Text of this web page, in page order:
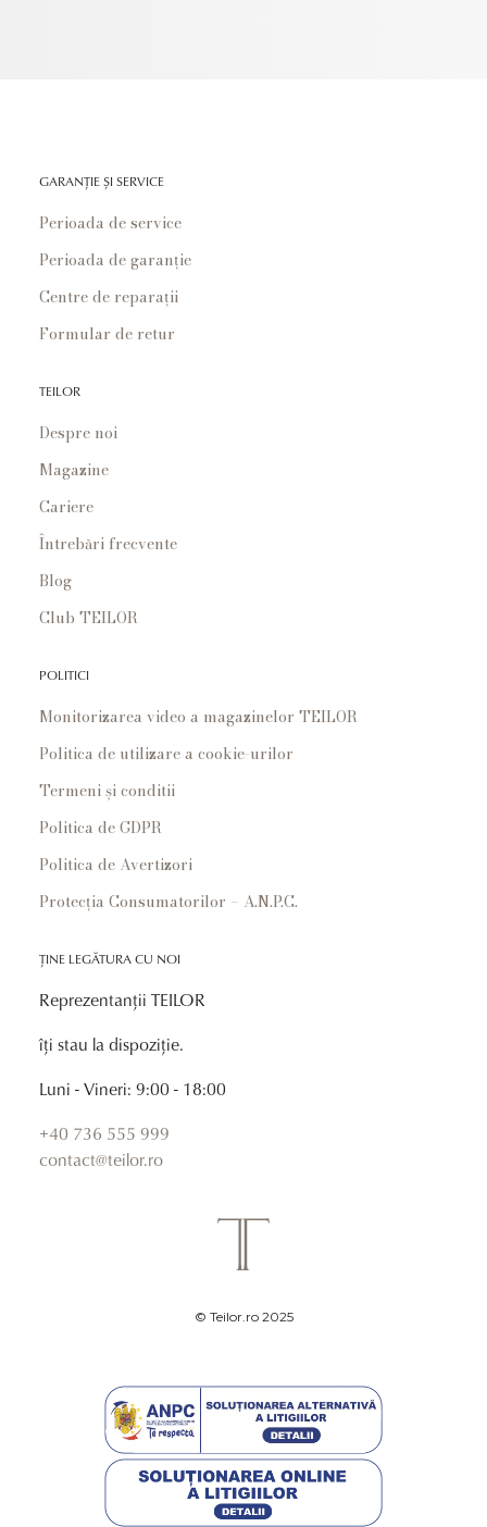
GARANȚIE ȘI SERVICE
Perioada de service
Perioada de garanție
Centre de reparații
Formular de retur
TEILOR
Despre noi
Magazine
Cariere
Întrebări frecvente
Blog
Club TEILOR
POLITICI
Monitorizarea video a magazinelor TEILOR
Politica de utilizare a cookie-urilor
Termeni și conditii
Politica de GDPR
Politica de Avertizori
Protecția Consumatorilor – A.N.P.C.
ȚINE LEGĂTURA CU NOI
Reprezentanții TEILOR
îți stau la dispoziție.
Luni - Vineri: 9:00 - 18:00
+40 736 555 999
contact@teilor.ro
© Teilor.ro 2025